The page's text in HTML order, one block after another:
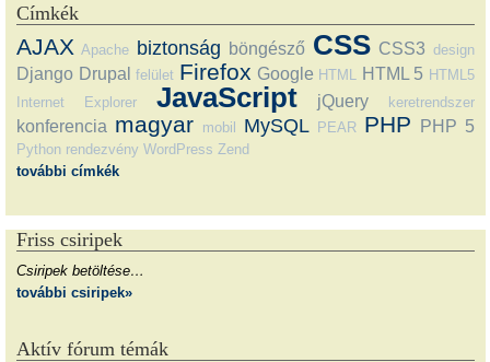
Címkék
AJAX Apache biztonság böngésző CSS CSS3 design
Django Drupal felület Firefox Google HTML HTML 5 HTML5
Internet Explorer
JavaScript jQuery keretrendszer
konferencia magyar mobil MySQL PEAR PHP PHP 5
Python rendezvény WordPress Zend
további címkék
Friss csiripek
Csiripek betöltése…
további csiripek»
Aktív fórum témák